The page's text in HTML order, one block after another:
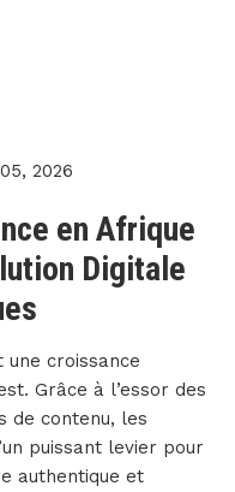
2026
en Afrique
Digitale
une croissance
Grâce à l’essor des
de contenu, les
puissant levier pour
authentique et